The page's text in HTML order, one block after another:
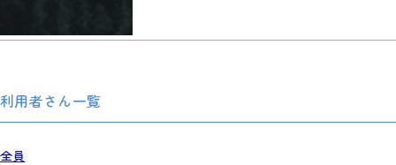
利用者さん一覧
全員